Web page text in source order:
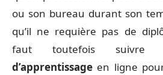
ou son bureau durant son
qu’il ne requière pas de
faut toutefois
d’apprentissage en ligne